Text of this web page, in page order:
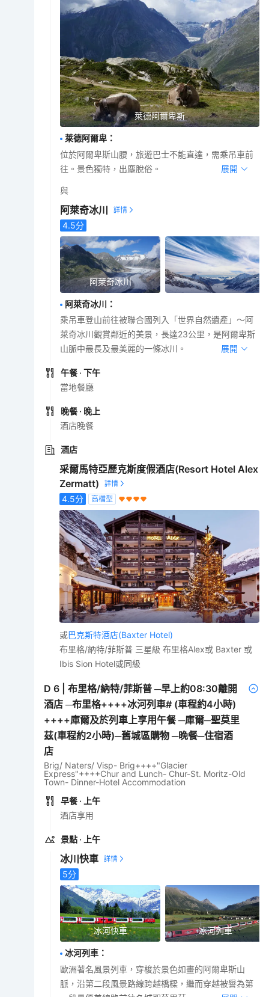
萊德阿爾卑斯
萊德阿爾卑 ：
位於阿爾卑斯山腰，旅遊巴士不能直達，需乘吊車前
往。景色獨特，出塵脫俗。
展開
與
阿萊奇冰川
4.5分
阿萊奇冰川
阿萊奇冰川 ：
乘吊車登山前往被聯合國列入「世界自然遺產」～阿
萊奇冰川觀賞鄰近的美景，長達23公里，是阿爾卑斯
山脈中最長及最美麗的一條冰川。
展開
午餐 · 下午
當地餐廳
晚餐 · 晚上
酒店晚餐
酒店
采爾馬特亞歷克斯度假酒店(Resort Hotel Alex
Zermatt)
4.5分 高檔型
或巴克斯特酒店(Baxter Hotel)
布里格/納特/菲斯普 三星級 布里格Alex或 Baxter 或
Ibis Sion Hotel或同級
D6 |布里格/納特/菲斯普 ─早上約08:30離開
酒店 ─布里格++++冰河列車# (車程約4小時)
++++庫爾及於列車上享用午餐 ─庫爾─聖莫里
茲(車程約2小時)─舊城區購物 ─晚餐─住宿酒
店
Brig/ Naters/ Visp- Brig++++"Glacier
Express"++++Chur and Lunch- Chur-St. Moritz-Old
Town- Dinner-Hotel Accommodation
早餐 · 上午
酒店享用
景點 · 上午
冰川快車
5分
冰河快車 冰河列車
冰河列車 ：
歐洲著名風景列車，穿梭於景色如畫的阿爾卑斯山
脈，沿第二段風景路線跨越橋樑，繼而穿越被譽為第